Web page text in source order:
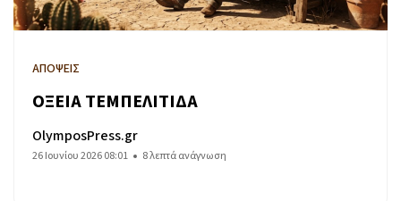
ΑΠΟΨΕΙΣ
ΟΞΕΙΑ ΤΕΜΠΕΛΙΤΙΔΑ
OlymposPress.gr
26 Ιουνίου 2026 08:01 8 λεπτά ανάγνωση